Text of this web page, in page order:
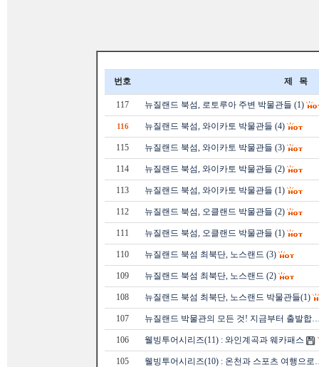
번호 제 목
117 뉴질랜드 북섬, 로토루아 주변 박물관들 (1)
116 뉴질랜드 북섬, 와이카토 박물관들 (4)
115 뉴질랜드 북섬, 와이카토 박물관들 (3)
114 뉴질랜드 북섬, 와이카토 박물관들 (2)
113 뉴질랜드 북섬, 와이카토 박물관들 (1)
112 뉴질랜드 북섬, 오클랜드 박물관들 (2)
111 뉴질랜드 북섬, 오클랜드 박물관들 (1)
110 뉴질랜드 북섬 최북단, 노스랜드 (3)
109 뉴질랜드 북섬 최북단, 노스랜드 (2)
108 뉴질랜드 북섬 최북단, 노스랜드 박물관들(1)
107 뉴질랜드 박물관의 모든 것! 지금부터 출발합
106 웰빙투어시리즈(11) : 와인계곡과 웨카패스
105 웰빙투어시리즈(10) : 온천과 스포츠 여행으